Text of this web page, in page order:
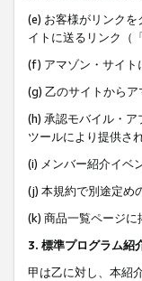
(e) お客様がリンク
イトに送るリンク（
(f) アマゾン・サイト
(g) 乙のサイトから
(h) 承認モバイル・
ツールにより提供さ
(i) メンバー紹介イベ
(j) 本規約で別途定め
(k) 商品一覧ページ
3. 標準プログラム紹
甲は乙に対し、本紹